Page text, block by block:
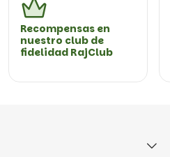
Recompensas en
nuestro club de
fidelidad RajClub